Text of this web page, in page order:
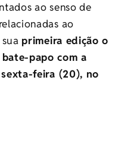
ao senso de
ao
primeira edição o
papo com a
feira (20), no